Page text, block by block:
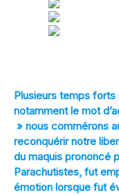
Plusieurs temps
notamment le mot
» nous commérons
reconquérir notre
du maquis prononcé
Parachutistes, fut
émotion lorsque fut